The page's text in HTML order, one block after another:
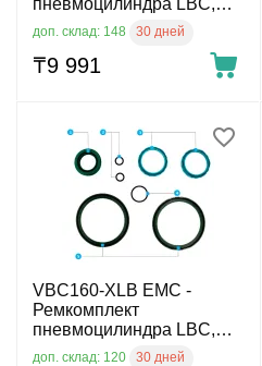
диам. 125 мм
доп. склад: 148 30 дней
₸9 991
VBC160-XLB EMC -
Ремкомплект
пневмоцилиндра LBC,
диам. 160 мм
доп. склад: 120 30 дней